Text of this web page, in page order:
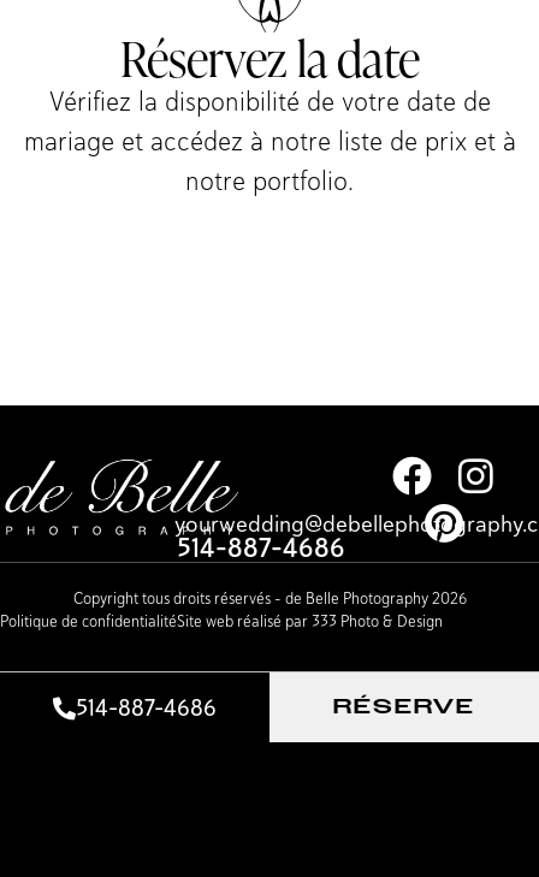
Réservez la date
Vérifiez la disponibilité de votre date de
mariage et accédez à notre liste de prix et à
notre portfolio.
514-887-4686
Copyright tous droits réservés – de Belle Photography 2026
Politique de confidentialitéSite web réalisé par 333 Photo & Design
514-887-4686 RÉSERVE